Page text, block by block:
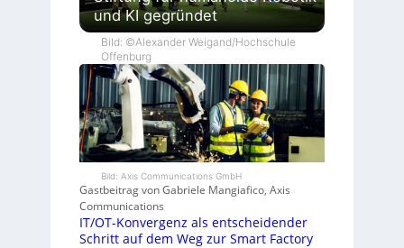
und KI gegründet
Bild: ©Alexander Weigand/Hochschule
Offenburg
Bild: Axis Communications GmbH
Gastbeitrag von Gabriele Mangiafico, Axis
Communications
IT/OT-Konvergenz als entscheidender
Schritt auf dem Weg zur Smart Factory